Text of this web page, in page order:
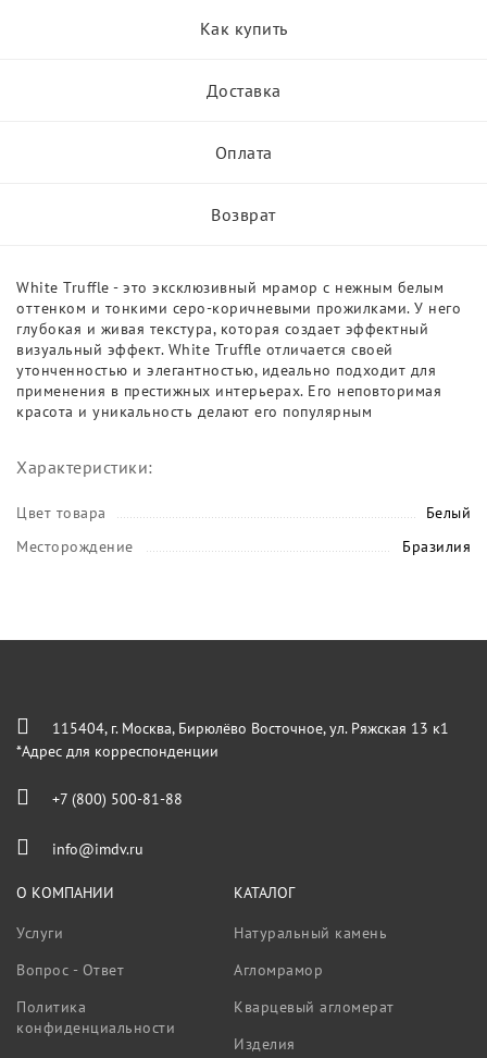
Как купить
Доставка
Оплата
Возврат
White Truffle - это эксклюзивный мрамор с нежным белым
оттенком и тонкими серо-коричневыми прожилками. У него
глубокая и живая текстура, которая создает эффектный
визуальный эффект. White Truffle отличается своей
утонченностью и элегантностью, идеально подходит для
применения в престижных интерьерах. Его неповторимая
красота и уникальность делают его популярным
Характеристики:
Цвет товара
Белый
Месторождение
Бразилия
115404, г. Москва, Бирюлёво Восточное, ул. Ряжская 13 к1
*Адрес для корреспонденции
+7 (800) 500-81-88
info@imdv.ru
О КОМПАНИИ
Услуги
Вопрос - Ответ
Политика
конфиденциальности
КАТАЛОГ
Натуральный камень
Агломрамор
Кварцевый агломерат
Изделия